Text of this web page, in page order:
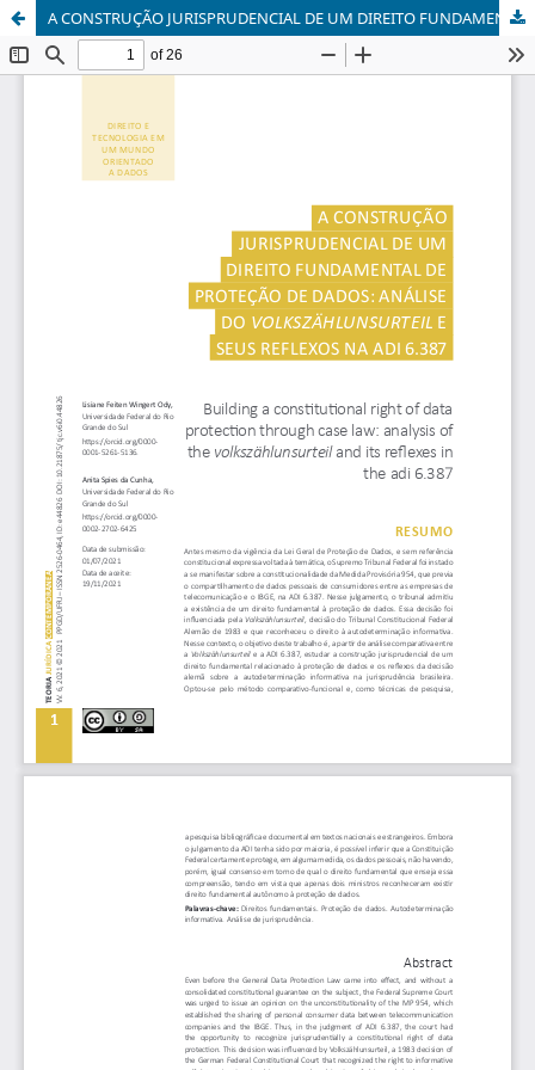
A CONSTRUÇÃO JURISPRUDENCIAL DE UM DIREITO FUNDAMENTAL DE PROTEÇÃO DE DADOS: ANÁLISE DO VOLKSZÄHLUNSURTEIL E DOS SEUS REFLEXOS NA ADI 6.387